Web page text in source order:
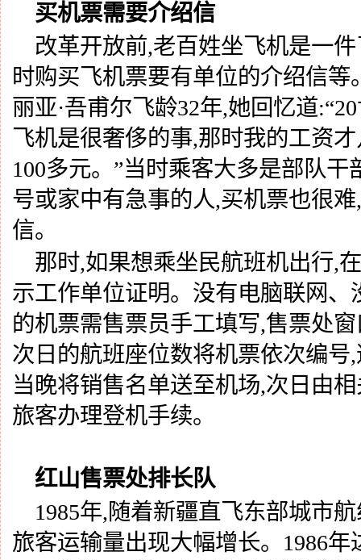
买机票需要介绍信
改革开放前,老百姓坐飞机是一
时购买飞机票要有单位的介绍信等
丽亚·吾甫尔飞龄32年,她回忆道
飞机是很奢侈的事,那时我的工资
100多元。”当时乘客大多是部队干
号或家中有急事的人,买机票也很
信。
那时,如果想乘坐民航班机出行,
示工作单位证明。没有电脑联网、
的机票需售票员手工填写,售票处
次日的航班座位数将机票依次编号
当晚将销售名单送至机场,次日由
旅客办理登机手续。
红山售票处排长队
1985年,随着新疆直飞东部城市
旅客运输量出现大幅增长。1986年